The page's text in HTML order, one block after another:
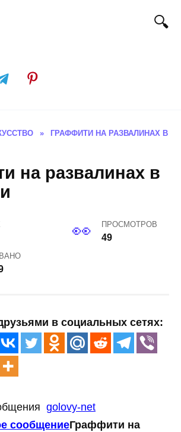
»
ГРАФФИТИ НА РАЗВАЛИНАХ В
на развалинах в
ПРОСМОТРОВ
49
в социальных сетях:
golovy-net
сообщениеГраффити на